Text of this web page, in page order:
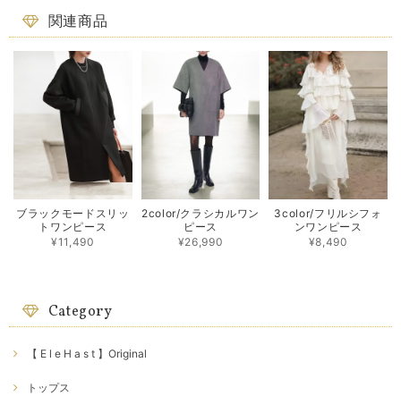
関連商品
ブラックモードスリッ
トワンピース
¥11,490
2color/クラシカルワン
ピース
¥26,990
3color/フリルシフォ
ンワンピース
¥8,490
Category
【 E l e H a s t 】Original
トップス